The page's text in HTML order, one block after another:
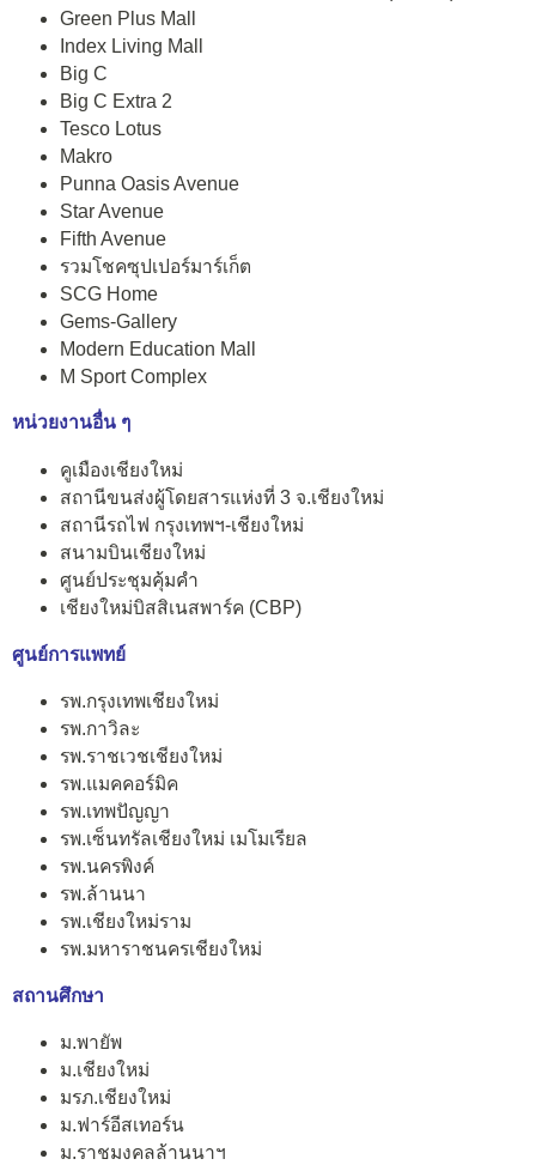
Green Plus Mall
Index Living Mall
Big C
Big C Extra 2
Tesco Lotus
Makro
Punna Oasis Avenue
Star Avenue
Fifth Avenue
รวมโชคซุปเปอร์มาร์เก็ต
SCG Home
Gems-Gallery
Modern Education Mall
M Sport Complex
หน่วยงานอื่น ๆ
คูเมืองเชียงใหม่
สถานีขนส่งผู้โดยสารแห่งที่ 3 จ.เชียงใหม่
สถานีรถไฟ กรุงเทพฯ-เชียงใหม่
สนามบินเชียงใหม่
ศูนย์ประชุมคุ้มคำ
เชียงใหม่บิสสิเนสพาร์ค (CBP)
ศูนย์การแพทย์
รพ.กรุงเทพเชียงใหม่
รพ.กาวิละ
รพ.ราชเวชเชียงใหม่
รพ.แมคคอร์มิค
รพ.เทพปัญญา
รพ.เซ็นทรัลเชียงใหม่ เมโมเรียล
รพ.นครพิงค์
รพ.ล้านนา
รพ.เชียงใหม่ราม
รพ.มหาราชนครเชียงใหม่
สถานศึกษา
ม.พายัพ
ม.เชียงใหม่
มรภ.เชียงใหม่
ม.ฟาร์อีสเทอร์น
ม.ราชมงคลล้านนาฯ